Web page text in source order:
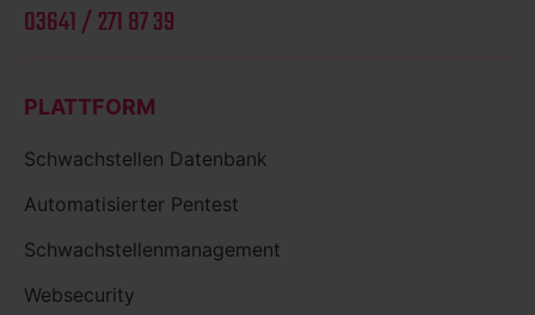
03641 / 271 87 39
PLATTFORM
Schwachstellen Datenbank
Automatisierter Pentest
Schwachstellenmanagement
Websecurity